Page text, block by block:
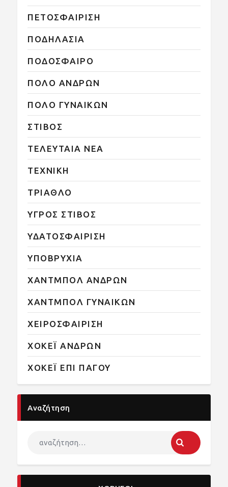
ΠΕΤΟΣΦΑΙΡΙΣΗ
ΠΟΔΗΛΑΣΙΑ
ΠΟΔΟΣΦΑΙΡΟ
ΠΟΛΟ ΑΝΔΡΩΝ
ΠΟΛΟ ΓΥΝΑΙΚΩΝ
ΣΤΙΒΟΣ
ΤΕΛΕΥΤΑΙΑ ΝΕΑ
ΤΕΧΝΙΚΗ
ΤΡΙΑΘΛΟ
ΥΓΡΟΣ ΣΤΙΒΟΣ
ΥΔΑΤΟΣΦΑΙΡΙΣΗ
ΥΠΟΒΡΥΧΙΑ
ΧΑΝΤΜΠΟΛ ΑΝΔΡΩΝ
ΧΑΝΤΜΠΟΛ ΓΥΝΑΙΚΩΝ
ΧΕΙΡΟΣΦΑΙΡΙΣΗ
ΧΟΚΕΪ ΑΝΔΡΩΝ
ΧΟΚΕΪ ΕΠΙ ΠΑΓΟΥ
Αναζήτηση